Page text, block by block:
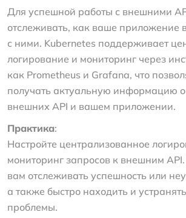
Для успешной работы с внешними
отслеживать, как ваше приложение
с ними. Kubernetes поддерживает
логирование и мониторинг через
как Prometheus и Grafana, что
получать актуальную информацию о
внешних API и вашем приложении.
Практика:
Настройте централизованное
мониторинг запросов к внешним
вам отслеживать успешность или
а также быстро находить и
проблемы.